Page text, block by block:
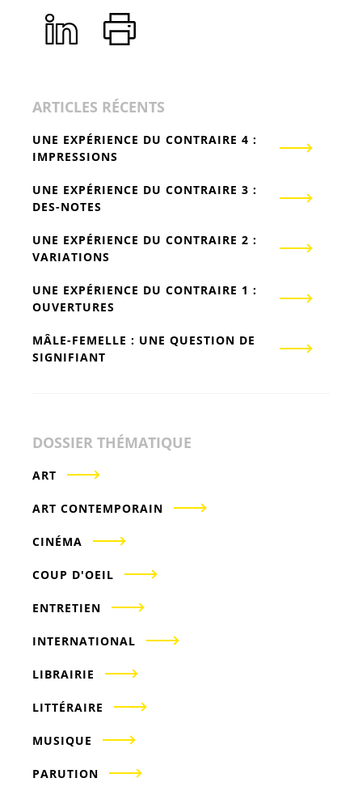
ARTICLES RÉCENTS
UNE EXPÉRIENCE DU CONTRAIRE 4 :
IMPRESSIONS
UNE EXPÉRIENCE DU CONTRAIRE 3 :
DES-NOTES
UNE EXPÉRIENCE DU CONTRAIRE 2 :
VARIATIONS
UNE EXPÉRIENCE DU CONTRAIRE 1 :
OUVERTURES
MÂLE-FEMELLE : UNE QUESTION DE
SIGNIFIANT
DOSSIER THÉMATIQUE
ART
ART CONTEMPORAIN
CINÉMA
COUP D'OEIL
ENTRETIEN
INTERNATIONAL
LIBRAIRIE
LITTÉRAIRE
MUSIQUE
PARUTION